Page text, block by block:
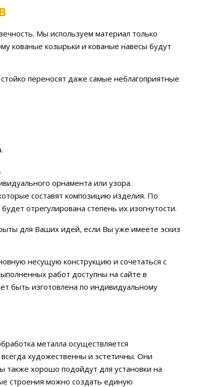
Мы используем материал только
кованые козырьки и кованые навесы будут
переносят даже самые неблагоприятные
орнамента или узора.
составят композицию изделия. По
отрегулирована степень их изогнутости.
для Ваших идей, если Вы уже имеете эскиз
несущую конструкцию и сочетаться с
работ доступны на сайте в
быть изготовлена по индивидуальному
металла осуществляется
художественны и эстетичны. Они
также хорошо подойдут для установки на
строения можно создать единую